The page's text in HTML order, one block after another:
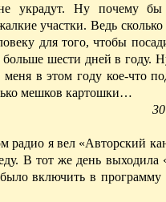
украдут. Ну почему бы
участки. Ведь сколько
для того, чтобы
шести дней в году.
в этом году кое-что
мешков картошки…
радио я вел «Авторский
В тот же день выходила
включить в программу